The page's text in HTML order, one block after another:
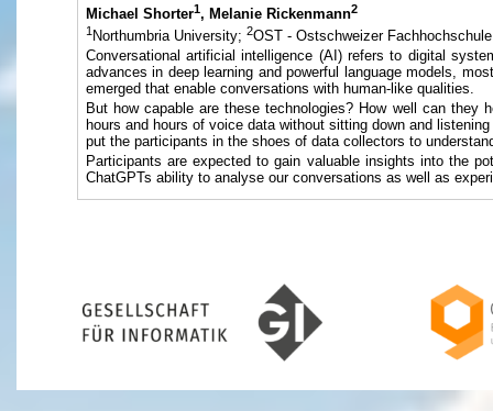
Michael Shorter1, Melanie Rickenmann2
1Northumbria University; 2OST - Ostschweizer
Conversational artificial intelligence (AI) refers to digital
advances in deep learning and powerful language models,
emerged that enable conversations with human-like qualities.
But how capable are these technologies? How well can they
hours and hours of voice data without sitting down and
put the participants in the shoes of data collectors to
Participants are expected to gain valuable insights into the
ChatGPTs ability to analyse our conversations as well as